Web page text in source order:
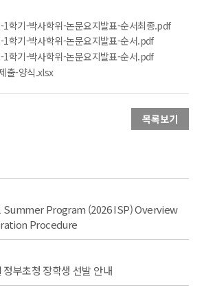
학기-박사학위-논문요지발표-순서최종.pdf
학기-박사학위-논문요지발표-순서.pdf
학기-박사학위-논문요지발표-순서.pdf
출-양식.xlsx
목록보기
Program (2026 ISP) Overview
Procedure
부초청 장학생 선발 안내